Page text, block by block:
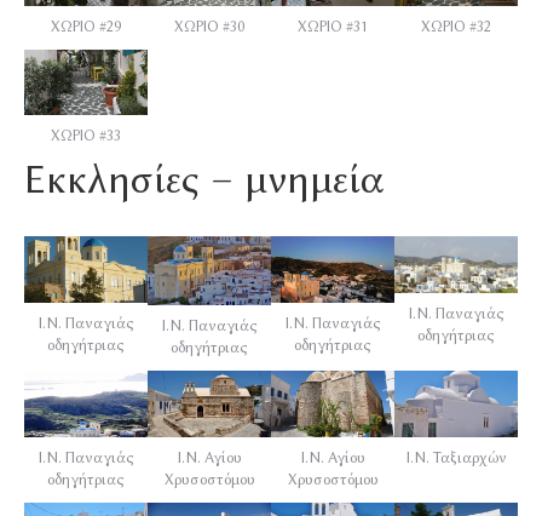
ΧΩΡΙΟ #29 ΧΩΡΙΟ #30 ΧΩΡΙΟ #31 ΧΩΡΙΟ #32
ΧΩΡΙΟ #33
Εκκλησίες – μνημεία
Ι.Ν. Παναγιάς
οδηγήτριας
Ι.Ν. Παναγιάς
οδηγήτριας
Ι.Ν. Παναγιάς
οδηγήτριας
Ι.Ν. Παναγιάς
οδηγήτριας
Ι.Ν. Παναγιάς
οδηγήτριας
Ι.Ν. Αγίου
Χρυσοστόμου
Ι.Ν. Αγίου
Χρυσοστόμου
Ι.Ν. Ταξιαρχών